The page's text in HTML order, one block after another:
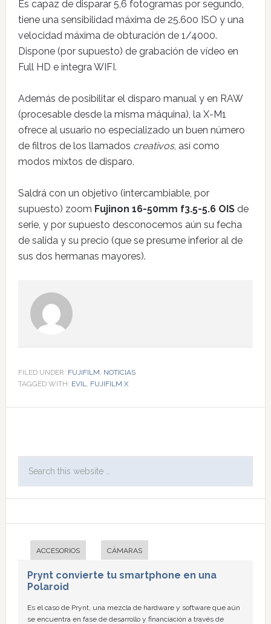
Es capaz de disparar 5,6 fotogramas por segundo,
tiene una sensibilidad máxima de 25.600 ISO y una
velocidad máxima de obturación de 1/4000.
Dispone (por supuesto) de grabación de vídeo en
Full HD e integra WIFI.
Además de posibilitar el disparo manual y en RAW
(procesable desde la misma máquina), la X-M1
ofrece al usuario no especializado un buen número
de filtros de los llamados creativos, así como
modos mixtos de disparo.
Saldrá con un objetivo (intercambiable, por
supuesto) zoom Fujinon 16-50mm f3.5-5.6 OISde
serie, y por supuesto desconocemos aún su fecha
de salida y su precio (que se presume inferior al de
sus dos hermanas mayores).
FILED UNDER: FUJIFILM, NOTICIAS
TAGGED WITH: EVIL, FUJIFILM X
ACCESORIOS CÁMARAS
Prynt convierte tu smartphone en una
Polaroid
Es el caso de Prynt, una mezcla de hardware y software que aún
se encuentra en fase de desarrollo y financiación a través de